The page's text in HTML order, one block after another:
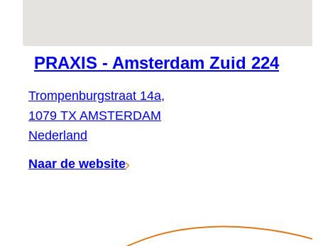
PRAXIS - Amsterdam Zuid 224
Trompenburgstraat 14a,
1079 TX AMSTERDAM
Nederland
Naar de website